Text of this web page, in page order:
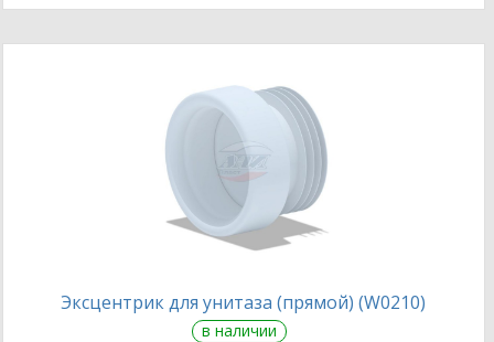
Эксцентрик для унитаза (прямой) (W0210)
в наличии